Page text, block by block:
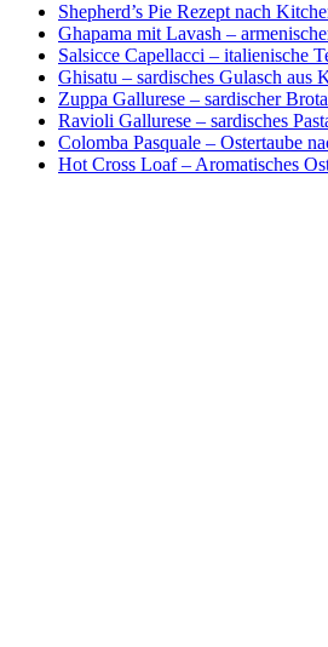
Shepherd’s Pie Rezept nach
Ghapama mit Lavash –
Salsicce Capellacci – italienische
Ghisatu – sardisches Gulasch aus
Zuppa Gallurese – sardischer
Ravioli Gallurese – sardisches
Colomba Pasquale – Ostertaube
Hot Cross Loaf – Aromatisches